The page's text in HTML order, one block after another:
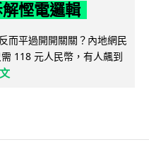
慳電邏輯
而平過開開關關？內地網民
118 元人民幣，有人飆到